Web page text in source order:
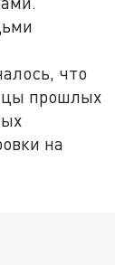
что
прошлых
на